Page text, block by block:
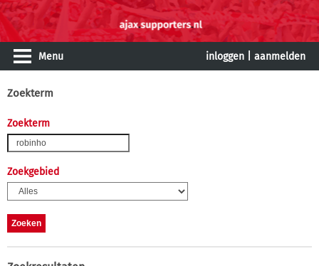
Menu inloggen aanmelden
Zoekterm
Zoekterm
Zoekgebied